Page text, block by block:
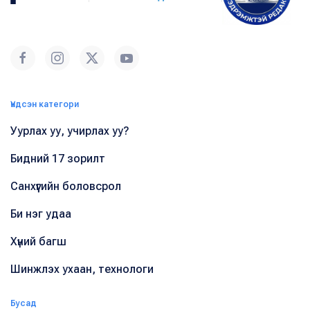
Үндсэн категори
Уурлах уу, учирлах уу?
Бидний 17 зорилт
Санхүүгийн боловсрол
Би нэг удаа
Хүний багш
Шинжлэх ухаан, технологи
Бусад